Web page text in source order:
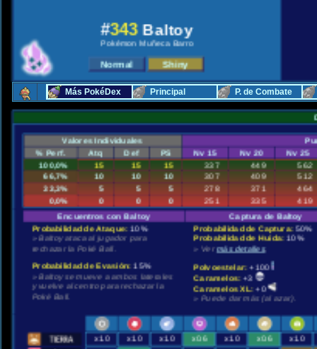
#343 Baltoy
Pokémon Muñeca Barro
Más PokéDex Principal P. de Combate
Valores Individuales
% Perf.
Atq Def PS Nv 15 Nv 20
Nv 25
100,0%
15 15 15 337 449
562
66,7%
10 10 10 307 409
512
33,3%
5 5 5 278 371
464
0,0%
0 0 0 251 335
419
Encuentros con Baltoy
Captura de Baltoy
Probabilidad de Ataque: 10%
» Baltoy ataca al jugador para
rechazar la Poké Ball.
Probabilidad de Evasión: 15%
» Baltoy se mueve a ambos laterales
y vuelve al centro para rechazar la
Poké Ball.
Probabilidad de Captura:50%
Probabilidad de Huida: 10%
» Vermás detalles.
Polvoestelar: +100
Caramelos:+3
Caramelos XL: +0
» Puede dar más (al azar).
x1.0 x1.0 x1.0 x0.6 x1.0 x0.6
x1.0